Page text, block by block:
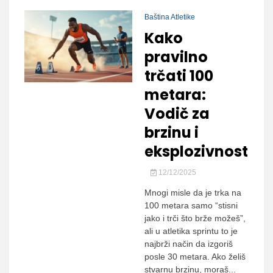
Baština Atletike
Kako
pravilno
trčati 100
metara:
Vodič za
brzinu i
eksplozivnost
12/12/2025
Mnogi misle da je trka na
100 metara samo “stisni
jako i trči što brže možeš”,
ali u atletika sprintu to je
najbrži način da izgoriš
posle 30 metara. Ako želiš
stvarnu brzinu, moraš...